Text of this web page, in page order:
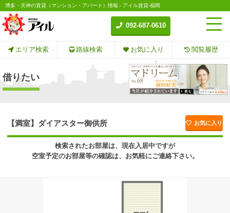
博多・天神の賃貸（マンション・アパート）情報 - アイル賃貸-福岡
092-687-0610
エリア検索 路線検索 お気に入り 閲覧履歴
借りたい
【満室】ダイアスター御供所 お気に入り
検索されたお部屋は、現在入居中ですが
空室予定のお部屋等の確認は、お気軽にご連絡下さい。